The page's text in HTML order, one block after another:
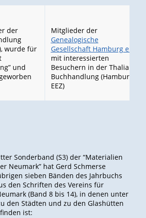
der
wurde für
und
Mitglieder der
Genealogische
Gesellschaft Hamburg e.V.
mit interessierten
Besuchern in der Thalia
Buchhandlung (Hamburg,
EEZ)
Sonderband (S3) der “Materialien
Neumark”hat Gerd Schmerse
sieben Bänden des Jahrbuchs
den Schriften des Vereins für
(Band 8 bis 14), in denen unter
den Städten und zu den Glashütten
ist: